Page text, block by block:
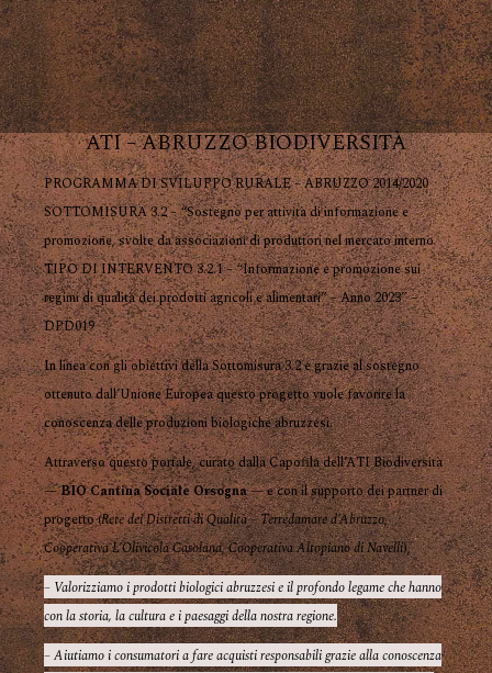
ATI – ABRUZZO BIODIVERSITÀ
PROGRAMMA DI SVILUPPO RURALE – ABRUZZO 2014/2020
SOTTOMISURA 3.2 – “Sostegno per attività di informazione e
promozione, svolte da associazioni di produttori nel mercato interno
TIPO DI INTERVENTO 3.2.1 – “Informazione e promozione sui
regimi di qualità dei prodotti agricoli e alimentari” – Anno 2023” –
DPD019
In linea con gli obiettivi della Sottomisura 3.2 e grazie al sostegno
ottenuto dall’Unione Europea questo progetto vuole favorire la
conoscenza delle produzioni biologiche abruzzesi.
Attraverso questo portale, curato dalla Capofila dell’ATI Biodiversità
—BIO Cantina Sociale Orsogna— e con il supporto dei partner di
progetto (Rete dei Distretti di Qualità – Terredamare d’Abruzzo,
Cooperativa L’Olivicola Casolana,Cooperativa Altopiano di Navelli),
– Valorizziamo i prodotti biologici abruzzesi e il profondo legame che hanno
con la storia, la cultura e i paesaggi della nostra regione.
– Aiutiamo i consumatori a fare acquisti responsabili grazie alla conoscenza